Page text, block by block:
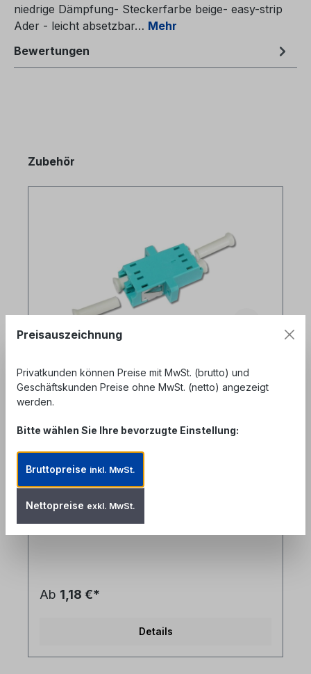
niedrige Dämpfung- Steckerfarbe beige- easy-strip
Ader - leicht absetzbar… Mehr
Bewertungen
Produktgalerie überspringen
Zubehör
LC duplex LWL Kupplung multimode
OM3
Produktnummer: FAD-LCD-AQ
LC duplex LWL Kupplung multimode OM3, aqua -
präzise Keramik Zentrierhülse- Kunststoffgehäuse
aqua- Flanschbefestigung (f. SC-simplex
Lochung)- inkl. Staubschutzkappen
Ab 1,18 €*
Details
Preisauszeichnung
Privatkunden können Preise mit MwSt. (brutto) und
Geschäftskunden Preise ohne MwSt. (netto) angezeigt
werden.
Bitte wählen Sie Ihre bevorzugte Einstellung:
Bruttopreise inkl. MwSt.
Nettopreise exkl. MwSt.